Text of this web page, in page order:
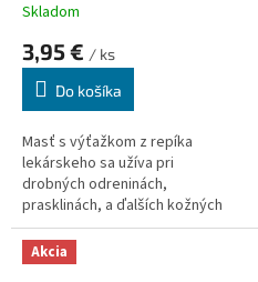
Skladom
3,95 € / ks
Do košíka
Masť s výťažkom z repíka
lekárskeho sa užíva pri
drobných odreninách,
prasklinách, a ďalších kožných
ochorení (vzniknutých
mechanickým pôsobením). Je
osvedčeným pomocníkom pri
Akcia